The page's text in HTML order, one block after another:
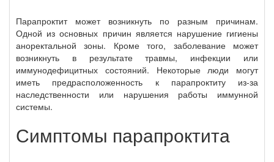
Парапроктит может возникнуть по разным причинам.
Одной из основных причин является нарушение гигиены
аноректальной зоны. Кроме того, заболевание может
возникнуть в результате травмы, инфекции или
иммунодефицитных состояний. Некоторые люди могут
иметь предрасположенность к парапроктиту из-за
наследственности или нарушения работы иммунной
системы.
Симптомы парапроктита